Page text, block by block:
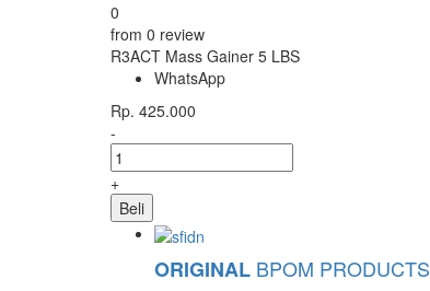
0
from 0 review
R3ACT Mass Gainer 5 LBS
WhatsApp
Rp. 425.000
-
+
Beli
ORIGINALBPOM PRODUCTS